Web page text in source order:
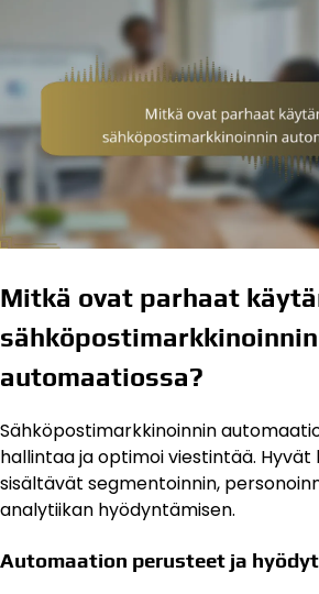
Mitkä ovat parhaat
sähköpostimarkkinoinnin
automaatiossa?
Sähköpostimarkkinoinnin
hallintaa ja optimoi viestintää.
sisältävät segmentoinnin,
analytiikan hyödyntämisen.
Automaation perusteet ja hyödyt